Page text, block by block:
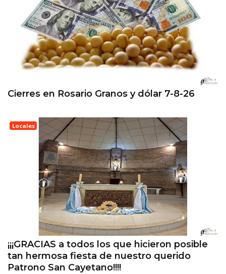
Cierres en Rosario Granos y dólar 7-8-26
Locales
Esperanza
¡¡¡GRACIAS a todos los que hicieron posible
tan hermosa fiesta de nuestro querido
Patrono San Cayetano!!!!